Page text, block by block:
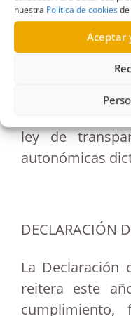
nuestra Política de cookies
Aceptar
agendas de
públicas y
protección
actuaciones
jurídico y la
ley de
autonómicas
DECLARACIÓN
La Declaración
reitera este